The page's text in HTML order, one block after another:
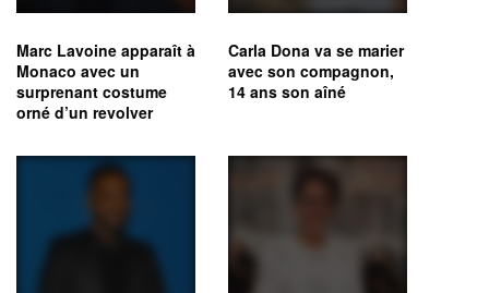
Marc Lavoine apparaît à
Monaco avec un
surprenant costume
orné d’un revolver
Carla Dona va se marier
avec son compagnon,
14 ans son aîné